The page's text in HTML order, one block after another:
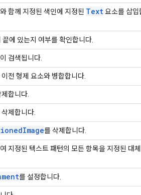
함께 지정된 색인에 지정된 Text요소를 삽입
끝에 있는지 여부를 확인합니다.
검색됩니다.
전 형제 요소와 병합합니다.
합니다.
제합니다.
Image를 삭제합니다.
지정된 텍스트 패턴의 모든 항목을 지정된 대
를 설정합니다.